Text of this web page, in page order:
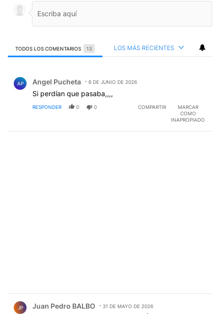
TODOS LOS COMENTARIOS 13 LOS MÁS RECIENTES
AP Angel Pucheta 8 DE JUNIO DE 2026
Si perdían que pasaba,,,,
RESPONDER 0 0 COMPARTIR
MARCAR
COMO
INAPROPIADO
JP Juan Pedro BALBO 31 DE MAYO DE 2026